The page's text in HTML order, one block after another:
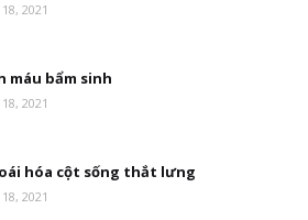
2021
máu bẩm sinh
2021
hóa cột sống thắt lưng
2021